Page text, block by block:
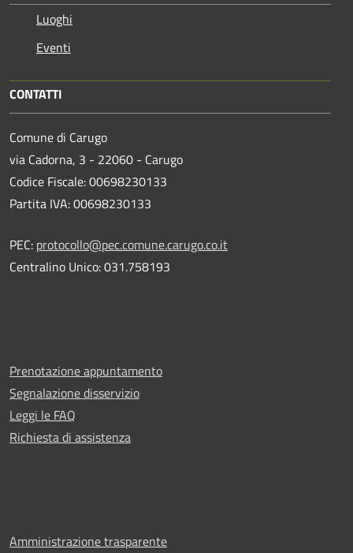
Luoghi
Eventi
CONTATTI
Comune di Carugo
via Cadorna, 3 - 22060 - Carugo
Codice Fiscale: 00698230133
Partita IVA: 00698230133
PEC: protocollo@pec.comune.carugo.co.it
Centralino Unico: 031.758193
Prenotazione appuntamento
Segnalazione disservizio
Leggi le FAQ
Richiesta di assistenza
Amministrazione trasparente